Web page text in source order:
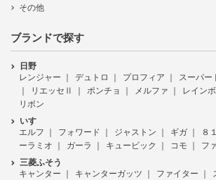
その他
ブランドで探す
日野
レンジャー
デュトロ プロフィア スーパー
リエッセⅡ
ポンチョ メルファ レイン
リボン
いすゞ
エルフ
フォワード ジャストン ギガ ８
ーラミオ
ガーラ キュービック コモ
フ
三菱ふそう
キャンター
キャンターガッツ ファイター